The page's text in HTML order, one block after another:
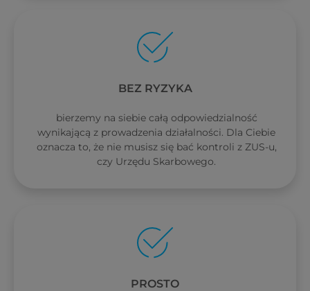
BEZ RYZYKA
bierzemy na siebie całą odpowiedzialność
wynikającą z prowadzenia działalności. Dla Ciebie
oznacza to, że nie musisz się bać kontroli z ZUS-u,
czy Urzędu Skarbowego.
PROSTO